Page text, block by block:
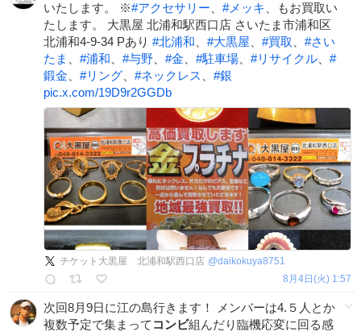
いたします。 ※#アクセサリー #メッキ 、もお買取い
たします。 大黒屋 北浦和駅西口店 さいたま市浦和区
北浦和4-9-34 Pあり #北浦和 #大黒屋 #買取 #さい
たま
#浦和 #与野 #金 #駐車場 #リサイクル
#
鍛金
#リング #ネックレス #銀
pic.x.com/19D9r2GGDb
チケット大黒屋 北浦和駅西口店 @daikokuya8751
8月4日(火) 1:57
次回8月9日に江の島行きます！ メンバーは4.５人とか
複数予定で集まって コンビ組んだり臨機応変に回る感